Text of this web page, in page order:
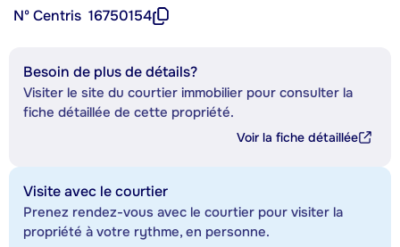
Nº Centris 16750154
Besoin de plus de détails?
Visiter le site du courtier immobilier pour consulter la
fiche détaillée de cette propriété.
Voir la fiche détaillée
Visite avec le courtier
Prenez rendez-vous avec le courtier pour visiter la
propriété à votre rythme, en personne.